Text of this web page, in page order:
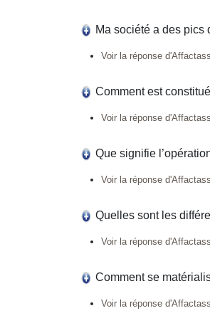
Ma société a des pics
Voir la réponse
Comment est
Voir la réponse
Que signifie
Voir la réponse
Quelles sont les
Voir la réponse
Comment se
Voir la réponse